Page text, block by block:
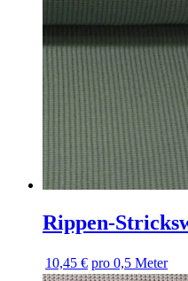
Rippen-
10,45 € pro 0,5 Meter